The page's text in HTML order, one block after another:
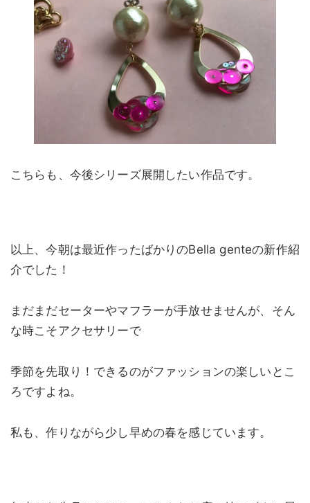
こちらも、今後シリーズ展開したい作品です。
以上、今朝は最近作ったばかりのBella genteの新作紹
介でした！
まだまだセーターやマフラーが手放せませんが、そん
な時こそアクセサリーで
季節を先取り！できるのがファッションの楽しいとこ
ろですよね。
私も、作りながら少し早めの春を感じています。